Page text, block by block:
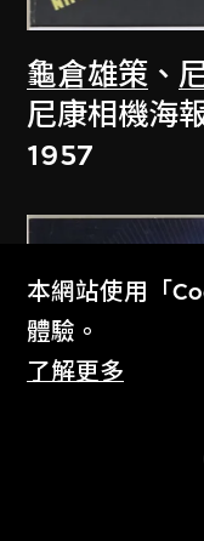
龜倉雄策 、
尼康相機海
1957
本網站使用「
體驗。
了解更多